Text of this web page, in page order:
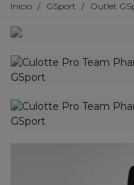
Inicio / GSport / Outlet